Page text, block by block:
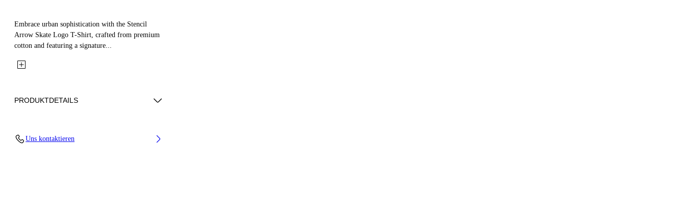
Embrace urban sophistication with the Stencil
Arrow Skate Logo T-Shirt, crafted from premium
cotton and featuring a signature...
PRODUKTDETAILS
Elastane 95% Cotton
Uns kontaktieren